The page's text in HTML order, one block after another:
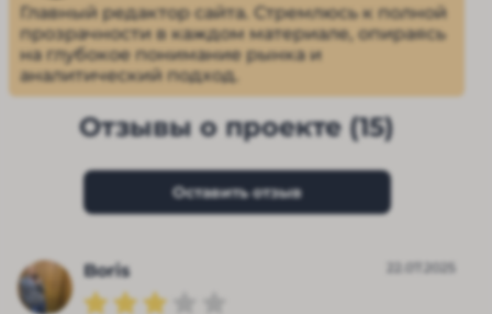
Главный редактор сайта. Стремлюсь к полной
прозрачности в каждом материале, опираясь
на глубокое понимание рынка и
аналитический подход.
Отзывы о проекте (15)
Оставить отзыв
Boris 22.07.2025